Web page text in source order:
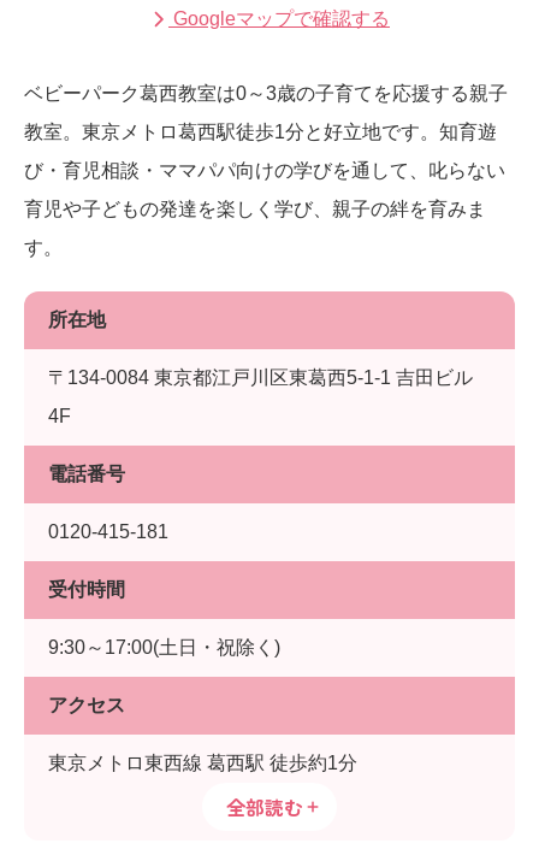
Googleマップで確認する
ベビーパーク葛西教室は0～3歳の子育てを応援する親子
教室。東京メトロ葛西駅徒歩1分と好立地です。知育遊
び・育児相談・ママパパ向けの学びを通して、叱らない
育児や子どもの発達を楽しく学び、親子の絆を育みま
す。
所在地
〒134-0084 東京都江戸川区東葛西5-1-1 吉田ビル
4F
電話番号
0120-415-181
受付時間
9:30～17:00(土日・祝除く)
アクセス
東京メトロ東西線 葛西駅 徒歩約1分
全部読む